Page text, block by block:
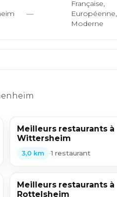
—
Française,
Européenne,
Moderne
Meilleurs restaurants à
Wittersheim
3,0 km •1 restaurant
Meilleurs restaurants à
Rottelsheim